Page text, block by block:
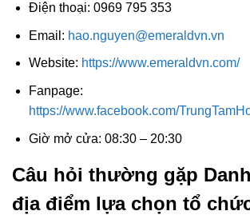
Điện thoại: 0969 795 353
Email: hao.nguyen@emeraldvn.vn
Website: https://www.emeraldvn.com/
Fanpage:
https://www.facebook.com/
Giờ mở cửa: 08:30 – 20:30
Câu hỏi thường gặp
địa điểm lựa chọn tổ